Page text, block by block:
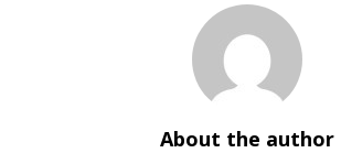
About the author